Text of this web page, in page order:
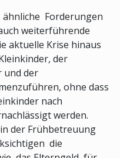
Forderungen
weiterführende
aktuelle Krise hinaus
der
und der
ohne dass
nach
werden.
der Frühbetreuung
die